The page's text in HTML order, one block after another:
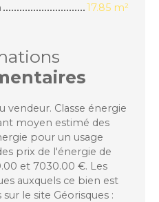
17.85 m²
vendeur. Classe énergie
moyen estimé des
pour un usage
prix de l'énergie de
et 7030.00 €. Les
auxquels ce bien est
le site Géorisques :